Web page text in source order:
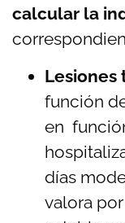
calcular la
Lesiones
función
en
días
valora